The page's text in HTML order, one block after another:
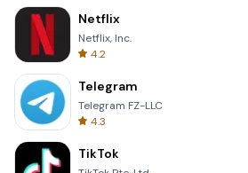
Netflix
Netflix, Inc.
4.2
Telegram
Telegram FZ-LLC
4.3
TikTok